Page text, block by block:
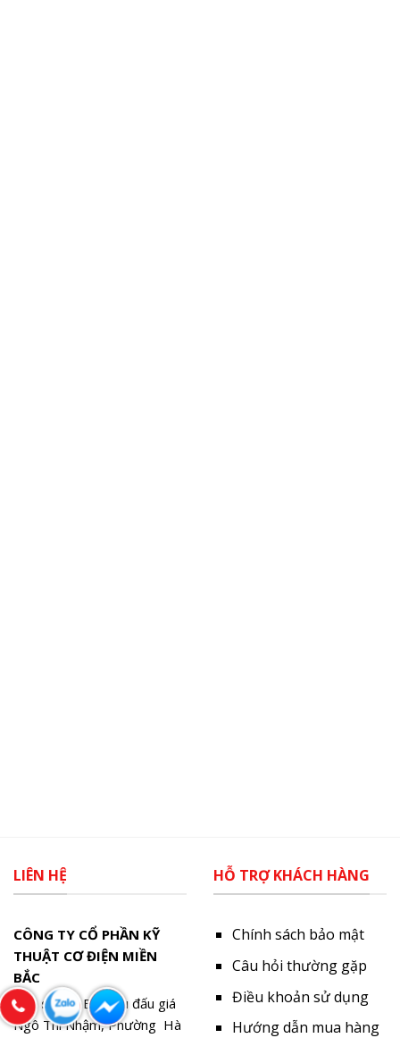
LIÊN HỆ
CÔNG TY CỔ PHẦN KỸ
THUẬT CƠ ĐIỆN MIỀN
BẮC
Trụ sở:Lô B3-Khu đấu giá
Ngô Thì Nhậm, Phường Hà
HỖ TRỢ KHÁCH HÀNG
Chính sách bảo mật
Câu hỏi thường gặp
Điều khoản sử dụng
Hướng dẫn mua hàng